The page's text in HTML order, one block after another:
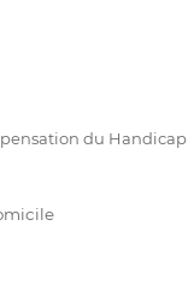
du Handicap